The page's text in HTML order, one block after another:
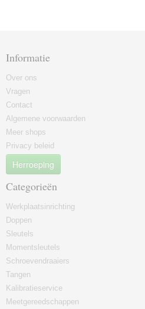
Informatie
Over ons
Vragen
Contact
Algemene voorwaarden
Meer shops
Privacy beleid
Herroeping
Categorieën
Werkplaatsinrichting
Doppen
Sleutels
Momentsleutels
Schroevendraaiers
Tangen
Kalibratieservice
Meetgereedschappen